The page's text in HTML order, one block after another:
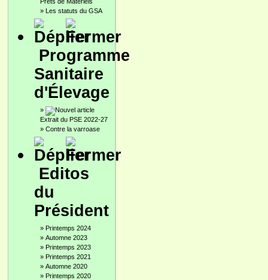
» Les statuts du GSA
Programme
Sanitaire
d'Élevage
»
Extrait du PSE 2022-27
» Contre la varroase
Editos
du
Président
» Printemps 2024
» Automne 2023
» Printemps 2023
» Printemps 2021
» Automne 2020
» Printemps 2020